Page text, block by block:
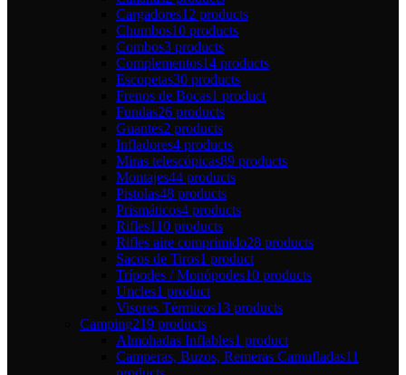
Cargadores12 products
Chumbos10 products
Combos3 products
Complementos14 products
Escopetas30 products
Frenos de Bocas1 product
Fundas26 products
Guantes2 products
Infladores4 products
Miras telescópicas89 products
Montajes44 products
Pistolas48 products
Prismáticos4 products
Rifles110 products
Rifles aire comprimido28 products
Sacos de Tiros1 product
Trípodes / Monópodes10 products
Uncles1 product
Visores Térmicos13 products
Camping219 products
Almohadas Inflables1 product
Camperas, Buzos, Remeras Camufladas11